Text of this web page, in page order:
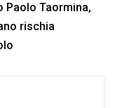
Paolo Taormina,
rischia